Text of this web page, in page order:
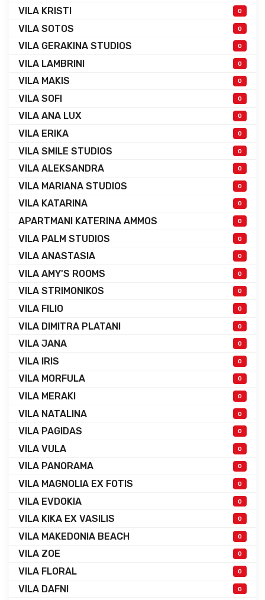
VILA KRISTI 0
VILA SOTOS 0
VILA GERAKINA STUDIOS 0
VILA LAMBRINI 0
VILA MAKIS 0
VILA SOFI 0
VILA ANA LUX 0
VILA ERIKA 0
VILA SMILE STUDIOS 0
VILA ALEKSANDRA 0
VILA MARIANA STUDIOS 0
VILA KATARINA 0
APARTMANI KATERINA AMMOS 0
VILA PALM STUDIOS 0
VILA ANASTASIA 0
VILA AMY'S ROOMS 0
VILA STRIMONIKOS 0
VILA FILIO 0
VILA DIMITRA PLATANI 0
VILA JANA 0
VILA IRIS 0
VILA MORFULA 0
VILA MERAKI 0
VILA NATALINA 0
VILA PAGIDAS 0
VILA VULA 0
VILA PANORAMA 0
VILA MAGNOLIA EX FOTIS 0
VILA EVDOKIA 0
VILA KIKA EX VASILIS 0
VILA MAKEDONIA BEACH 0
VILA ZOE 0
VILA FLORAL 0
VILA DAFNI 0